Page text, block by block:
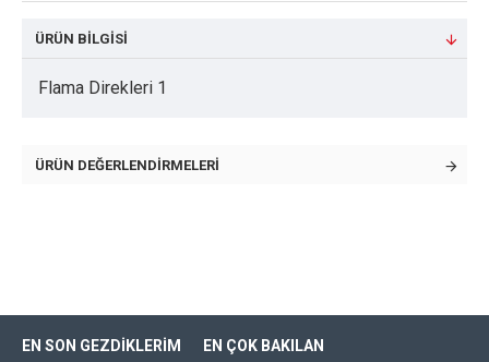
ÜRÜN BILGISI
Flama Direkleri 1
ÜRÜN DEĞERLENDIRMELERI
EN SON GEZDIKLERIM EN ÇOK BAKILAN